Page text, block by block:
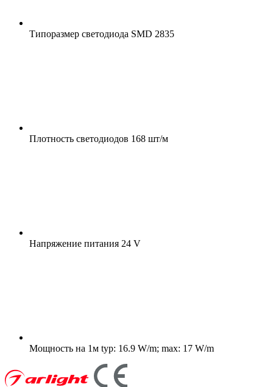
Типоразмер светодиода SMD 2835
Плотность светодиодов 168 шт/м
Напряжение питания 24 V
Мощность на 1м typ: 16.9 W/m; max: 17 W/m